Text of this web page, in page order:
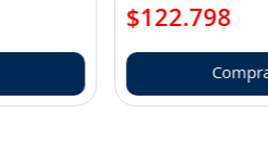
$122.798